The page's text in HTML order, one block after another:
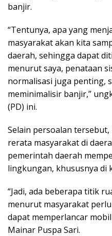
banjir.
“Tentunya, apa yang
masyarakat akan kita
daerah, sehingga dapat
menurut saya, penataan
normalisasi juga penting,
meminimalisir banjir,”
(PD) ini.
Selain persoalan
rerata masyarakat di
pemerintah daerah
lingkungan, khususnya di
“Jadi, ada beberapa titik
menurut masyarakat
dapat memperlancar
Mainar Puspa Sari.